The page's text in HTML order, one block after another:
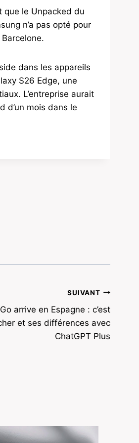
que le Unpacked du
n’a pas opté pour
dans les appareils
S26 Edge, une
L’entreprise aurait
d’un mois dans le
SUIVANT
arrive en Espagne : c’est
et ses différences avec
ChatGPT Plus